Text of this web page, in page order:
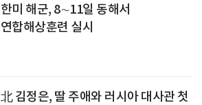
한미 해군, 8∼11일 동해서
연합해상훈련 실시
北 김정은, 딸 주애와 러시아 대사관 첫